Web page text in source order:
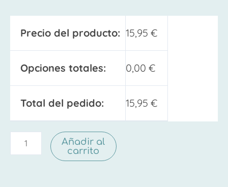
Precio del producto: 15,95 €
Opciones totales: 0,00 €
Total del pedido: 15,95 €
Añadir al
carrito